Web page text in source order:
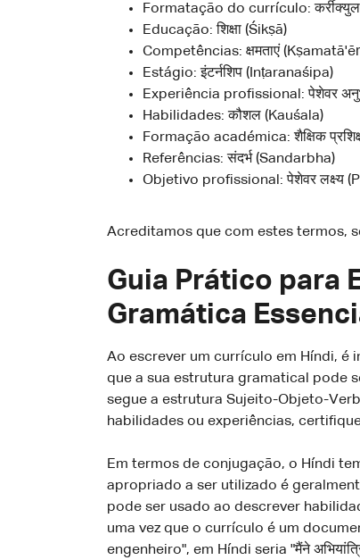
Formatação do currículo:
Educação: शिक्षा (Śikṣā)
Competências: क्षमताएं
Estágio: इंटर्नशिप (Inṭaranaśipa)
Experiência profissional: पेशेवर
Habilidades: कौशल (Kauśala)
Formação académica: शैक्षिक
Referências: संदर्भ (Sandarbha)
Objetivo profissional: पेशेवर लक्ष्य
Acreditamos que com estes termos,
Guia Prático para
Gramática
Ao escrever um currículo em Híndi, é
que a sua estrutura gramatical pode
segue a estrutura Sujeito-Objeto-
habilidades ou experiências,
Em termos de conjugação, o Híndi
apropriado a ser utilizado é
pode ser usado ao descrever
uma vez que o currículo é um
engenheiro", em Híndi seria "मैंने